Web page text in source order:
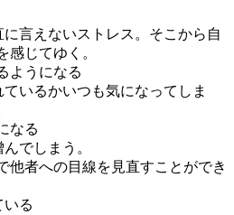
言えないストレス。そこから自
感じてゆく。
ようになる
いるかいつも気になってしま
なる
でしまう。
他者への目線を見直すことができ
いる